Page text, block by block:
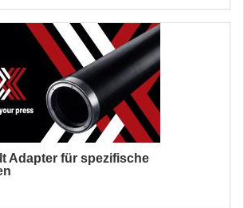
Adapter für spezifische